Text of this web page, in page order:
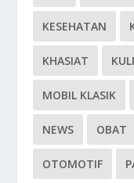
KESEHATAN
KHASIAT
MOBIL KLASIK
NEWS OBAT
OTOMOTIF